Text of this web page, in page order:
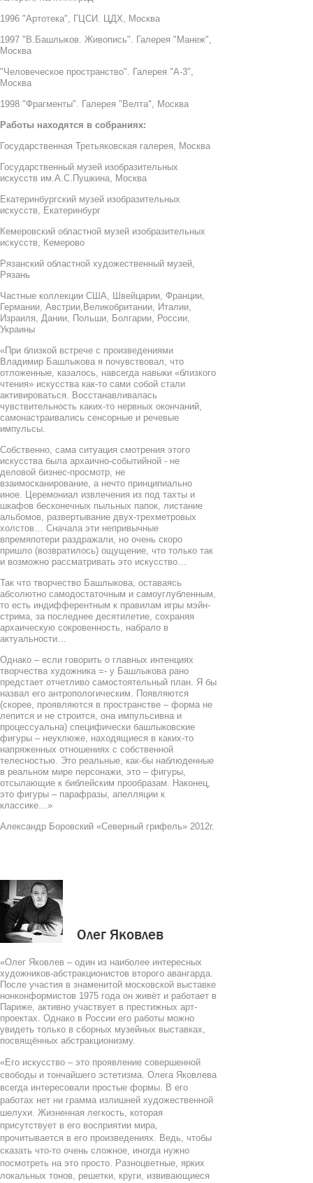
1996 "Артотека", ГЦСИ. ЦДХ, Москва
1997 "В.Башлыков. Живопись". Галерея "Манеж",
Москва
"Человеческое пространство". Галерея "А-3",
Москва
1998 "Фрагменты". Галерея "Велта", Москва
Работы находятся в собраниях:
Государственная Третьяковская галерея, Москва
Государственный музей изобразительных
искусств им.А.С.Пушкина, Москва
Екатеринбургский музей изобразительных
искусств, Екатеринбург
Кемеровский областной музей изобразительных
искусств, Кемерово
Рязанский областной художественный музей,
Рязань
Частные коллекции США, Швейцарии, Франции,
Германии, Австрии,Великобритании, Италии,
Израиля, Дании, Польши, Болгарии, России,
Украины
«При близкой встрече с произведениями
Владимир Башлыкова я почувствовал, что
отложенные, казалось, навсегда навыки «близкого
чтения» искусства как-то сами собой стали
активироваться. Восстанавливалась
чувствительность каких-то нервных окончаний,
самонастраивались сенсорные и речевые
импульсы.
Собственно, сама ситуация смотрения этого
искусства была архаично-событийной - не
деловой бизнес-просмотр, не
взаимосканирование, а нечто принципиально
иное. Церемониал извлечения из под тахты и
шкафов бесконечных пыльных папок, листание
альбомов, развертывание двух-трехметровых
холстов… Сначала эти непривычные
впремяпотери раздражали, но очень скоро
пришло (возвратилось) ощущение, что только так
и возможно рассматривать это искусство…
Так что творчество Башлыкова, оставаясь
абсолютно самодостаточным и самоуглубленным,
то есть индифферентным к правилам игры мэйн-
стрима, за последнее десятилетие, сохраняя
архаическую сокровенность, набрало в
актуальности…
Однако – если говорить о главных интенциях
творчества художника =- у Башлыкова рано
предстает отчетливо самостоятельный план. Я бы
назвал его антропологическим. Появляются
(скорее, проявляются в пространстве – форма не
лепится и не строится, она импульсивна и
процессуальна) специфически башлыковские
фигуры – неуклюже, находящиеся в каких-то
напряженных отношениях с собственной
телесностью. Это реальные, как-бы наблюденные
в реальном мире персонажи, это – фигуры,
отсылающие к библейским прообразам. Наконец,
это фигуры – парафразы, апелляции к
классике…»
Александр Боровский «Северный грифель» 2012г.
Олег Яковлев
«Олег Яковлев – один из наиболее интересных
художников-абстракционистов второго авангарда.
После участия в знаменитой московской выставке
нонконформистов 1975 года он живёт и работает в
Париже, активно участвует в престижных арт-
проектах. Однако в России его работы можно
увидеть только в сборных музейных выставках,
посвящённых абстракционизму.
«Его искусство – это проявление совершенной
свободы и тончайшего эстетизма. Олега Яковлева
всегда интересовали простые формы. В его
работах нет ни грамма излишней художественной
шелухи. Жизненная легкость, которая
присутствует в его восприятии мира,
прочитывается в его произведениях. Ведь, чтобы
сказать что-то очень сложное, иногда нужно
посмотреть на это просто. Разноцветные, ярких
локальных тонов, решетки, круги, извивающиеся